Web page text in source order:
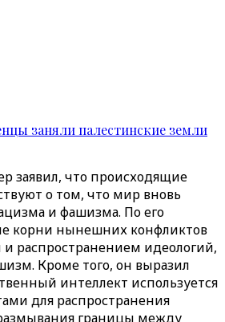
заняли палестинские земли
заявил, что происходящие
о том, что мир вновь
и фашизма. По его
корни нынешних конфликтов
и распространением идеологий,
Кроме того, он выразил
интеллект используется
для распространения
границы между